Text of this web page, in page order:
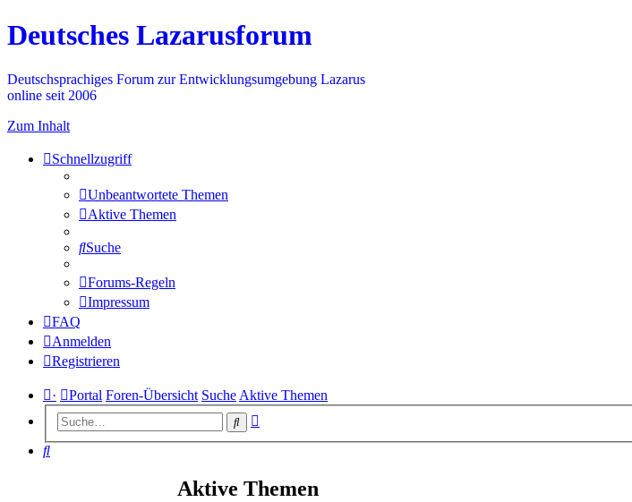
Deutsches Lazarusforum
Deutschsprachiges Forum zur Entwicklungsumgebung Lazarus
online seit 2006
Zum Inhalt
Schnellzugriff
Unbeantwortete Themen
Aktive Themen
Suche
Forums-Regeln
Impressum
FAQ
Anmelden
Registrieren
· Portal Foren-Übersicht Suche Aktive Themen
Suche
Suche
Aktive Themen